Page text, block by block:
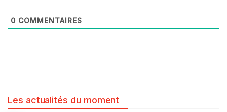
0 COMMENTAIRES
Les actualités du moment